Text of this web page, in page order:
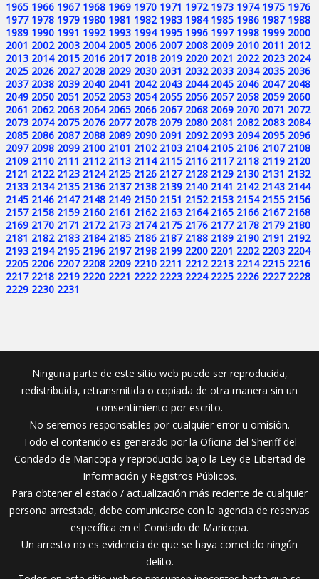
1965 1966 1967 1968 1969 1970 1971 1972 1973 1974 1975 1976
1977 1978 1979 1980 1981 1982 1983 1984 1985 1986 1987 1988
1989 1990 1991 1992 1993 1994 1995 1996 1997 1998 1999 2000
2001 2002 2003 2004 2005 2006 2007 2008 2009 2010 2011 2012
2013 2014 2015 2016 2017 2018 2019 2020 2021 2022 2023 2024
2025 2026 2027 2028 2029 2030 2031 2032 2033 2034 2035 2036
2037 2038 2039 2040 2041 2042 2043 2044 2045 2046 2047 2048
2049 2050 2051 2052 2053 2054 2055 2056 2057 2058 2059 2060
2061 2062 2063 2064 2065 2066 2067 2068 2069 2070 2071 2072
2073 2074 2075 2076 2077 2078 2079 2080 2081 2082 2083 2084
2085 2086 2087 2088 2089 2090 2091 2092 2093 2094 2095 2096
2097 2098 2099 2100 2101 2102 2103 2104 2105 2106 2107 2108
2109 2110 2111 2112 2113 2114 2115 2116 2117 2118 2119 2120
2121 2122 2123 2124 2125 2126 2127 2128 2129 2130 2131 2132
2133 2134 2135 2136 2137 2138 2139 2140 2141 2142 2143 2144
2145 2146 2147 2148 2149 2150 2151 2152 2153 2154 2155 2156
2157 2158 2159 2160 2161 2162 2163 2164 2165 2166 2167 2168
2169 2170 2171 2172 2173 2174 2175 2176 2177 2178 2179 2180
2181 2182 2183 2184 2185 2186 2187 2188 2189 2190 2191 2192
2193 2194 2195 2196 2197 2198 2199 2200 2201 2202 2203 2204
2205 2206 2207 2208 2209 2210 2211 2212 2213 2214 2215 2216
2217 2218 2219 2220 2221 2222 2223 2224 2225 2226 2227 2228
2229 2230 2231
Ninguna parte de este sitio web puede ser reproducida,
redistribuida, retransmitida o copiada de otra manera sin un
consentimiento por escrito.
No seremos responsables por cualquier error u omisión.
Todo el contenido es generado por la Oficina del Sheriff del
Condado de Maricopa y reproducido bajo la Ley de Libertad de
Información y Registros Públicos.
Para obtener el estado / actualización más reciente de cualquier
persona arrestada, debe comunicarse con la agencia de reservas
específica en el Condado de Maricopa.
Un arresto no es evidencia de que se haya cometido ningún
delito.